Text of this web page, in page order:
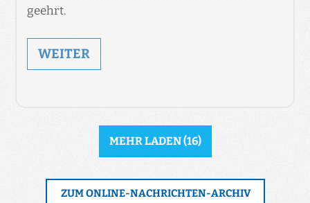
geehrt.
WEITER
MEHR LADEN(16)
ZUM ONLINE-NACHRICHTEN-ARCHIV